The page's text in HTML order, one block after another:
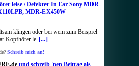
leise / Defekter In Ear Sony MDR-
MDR-EX450W
klingen oder bei wem zum Beispiel
Kopfhörer le [...]
Schreib mich an!
und schreib 'nen Beitrag als